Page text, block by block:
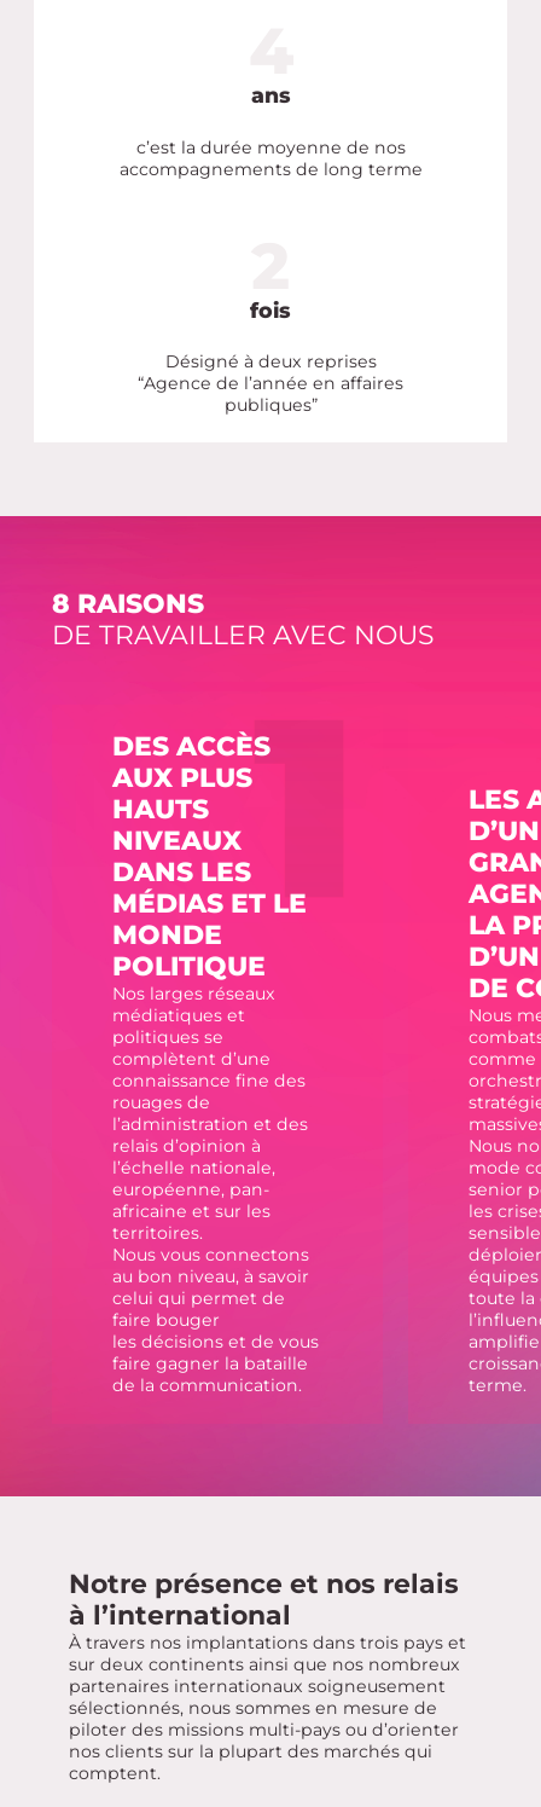
ans
c’est la durée moyenne de nos
accompagnements de long terme
fois
Désigné à deux reprises
“Agence de l’année en affaires
publiques”
8 RAISONS
DE TRAVAILLER AVEC NOUS
DES ACCÈS
AUX PLUS
HAUTS
NIVEAUX
DANS LES
MÉDIAS ET LE
MONDE
POLITIQUE
Nos larges réseaux
médiatiques et
politiques se
complètent d’une
connaissance fine des
rouages de
l’administration et des
relais d’opinion à
l’échelle nationale,
européenne, pan-
africaine et sur les
territoires.
Nous vous connectons
au bon niveau, à savoir
celui qui permet de
faire bouger
les décisions et de vous
faire gagner la bataille
de la communication.
LES
LA
DE
Nous
comme
Nous
mode
senior
les
toute la
terme.
Notre présence et nos relais
à l’international
À travers nos implantations dans trois pays et
sur deux continents ainsi que nos nombreux
partenaires internationaux soigneusement
sélectionnés, nous sommes en mesure de
piloter des missions multi-pays ou d’orienter
nos clients sur la plupart des marchés qui
comptent.